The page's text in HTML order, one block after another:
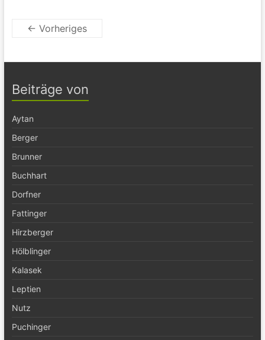
← Vorheriges
Beiträge von
Aytan
Berger
Brunner
Buchhart
Dorfner
Fattinger
Hirzberger
Hölblinger
Kalasek
Leptien
Nutz
Puchinger